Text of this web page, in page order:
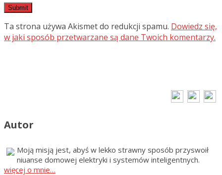
Ta strona używa Akismet do redukcji spamu. Dowiedz się,
w jaki sposób przetwarzane są dane Twoich komentarzy.
Autor
Moją misją jest, abyś w lekko strawny sposób przyswoił
niuanse domowej elektryki i systemów inteligentnych.
więcej o mnie…